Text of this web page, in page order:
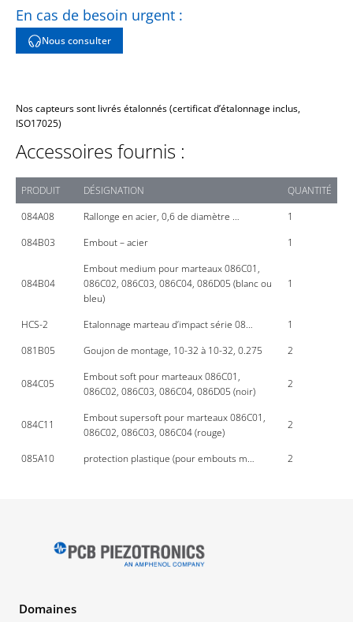
En cas de besoin urgent :
Nous consulter
Nos capteurs sont livrés étalonnés (certificat d’étalonnage inclus,
ISO17025)
Accessoires fournis :
PRODUIT DÉSIGNATION
QUANTITÉ
084A08
Rallonge en acier, 0,6 de diamètre …
1
084B03
Embout – acier 1
084B04
Embout medium pour marteaux 086C01,
086C02, 086C03, 086C04, 086D05 (blanc ou
bleu)
1
HCS-2 Etalonnage marteau d’impact série 08…
1
081B05
Goujon de montage, 10-32 à 10-32, 0.275 2
084C05
Embout soft pour marteaux 086C01,
086C02, 086C03, 086C04, 086D05 (noir)
2
084C11
Embout supersoft pour marteaux 086C01,
086C02, 086C03, 086C04 (rouge)
2
085A10 protection plastique (pour embouts m… 2
Domaines